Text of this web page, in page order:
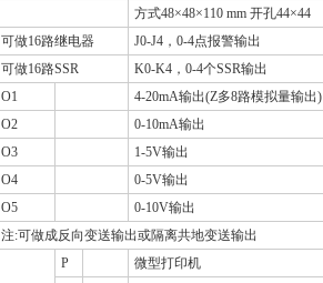
方式48×48×110 mm开孔44×44
可做16路继电器 J0-J4 ，0-4点报警输出
可做16路SSR K0-K4 ，0-4个SSR输出
O1 4-20mA输出(Z多8路模拟量输出)
O2
0-10mA输出
O3
1-5V输出
O4
0-5V输出
O5
0-10V输出
注:可做成反向变送输出或隔离共地变送输出
P
微型打印机